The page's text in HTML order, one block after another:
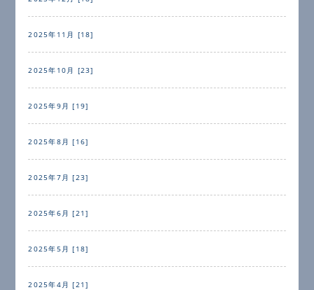
2025年11月 [18]
2025年10月 [23]
2025年9月 [19]
2025年8月 [16]
2025年7月 [23]
2025年6月 [21]
2025年5月 [18]
2025年4月 [21]